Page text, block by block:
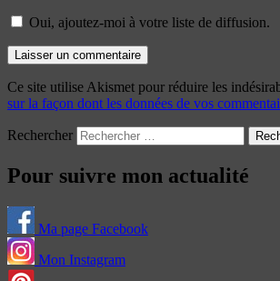
Oui, ajoutez-moi à votre liste de diffusion.
Ce site utilise Akismet pour réduire les
sur la façon dont les données de vos
Rechercher
Pour suivre mon actualité
Ma page Facebook
Mon Instagram